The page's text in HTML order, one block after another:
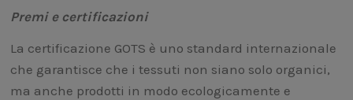
Premi e certificazioni
La certificazione GOTS è uno standard internazionale
che garantisce che i tessuti non siano solo organici,
ma anche prodotti in modo ecologicamente e